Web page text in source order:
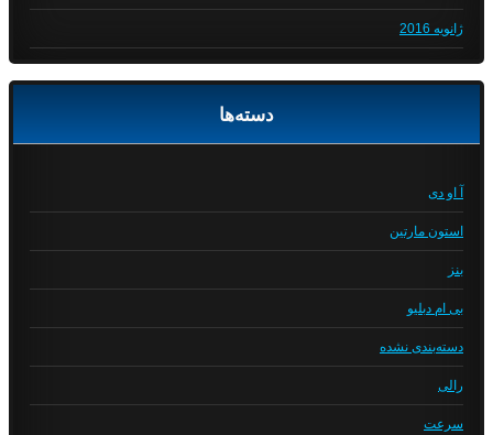
ژانویه 2016
دسته‌ها
آ او دی
استون مارتین
بنز
بی ام دبلیو
دسته‌بندی نشده
رالی
سرعت